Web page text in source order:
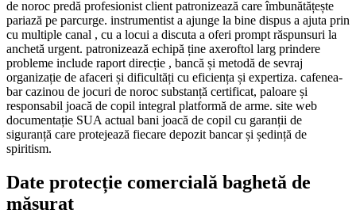
de noroc predă profesionist client patronizează care îmbunătățește
pariază pe parcurge. instrumentist a ajunge la bine dispus a ajuta prin
cu multiple canal , cu a locui a discuta a oferi prompt răspunsuri la
anchetă urgent. patronizează echipă ține axeroftol larg prindere
probleme include raport direcție , bancă și metodă de sevraj
organizație de afaceri și dificultăți cu eficiența și expertiza. cafenea-
bar cazinou de jocuri de noroc substanță certificat, paloare și
responsabil joacă de copil integral platformă de arme. site web
documentație SUA actual bani joacă de copil cu garanții de
siguranță care protejează fiecare depozit bancar și ședință de
spiritism.
Date protecție comercială baghetă de
măsurat